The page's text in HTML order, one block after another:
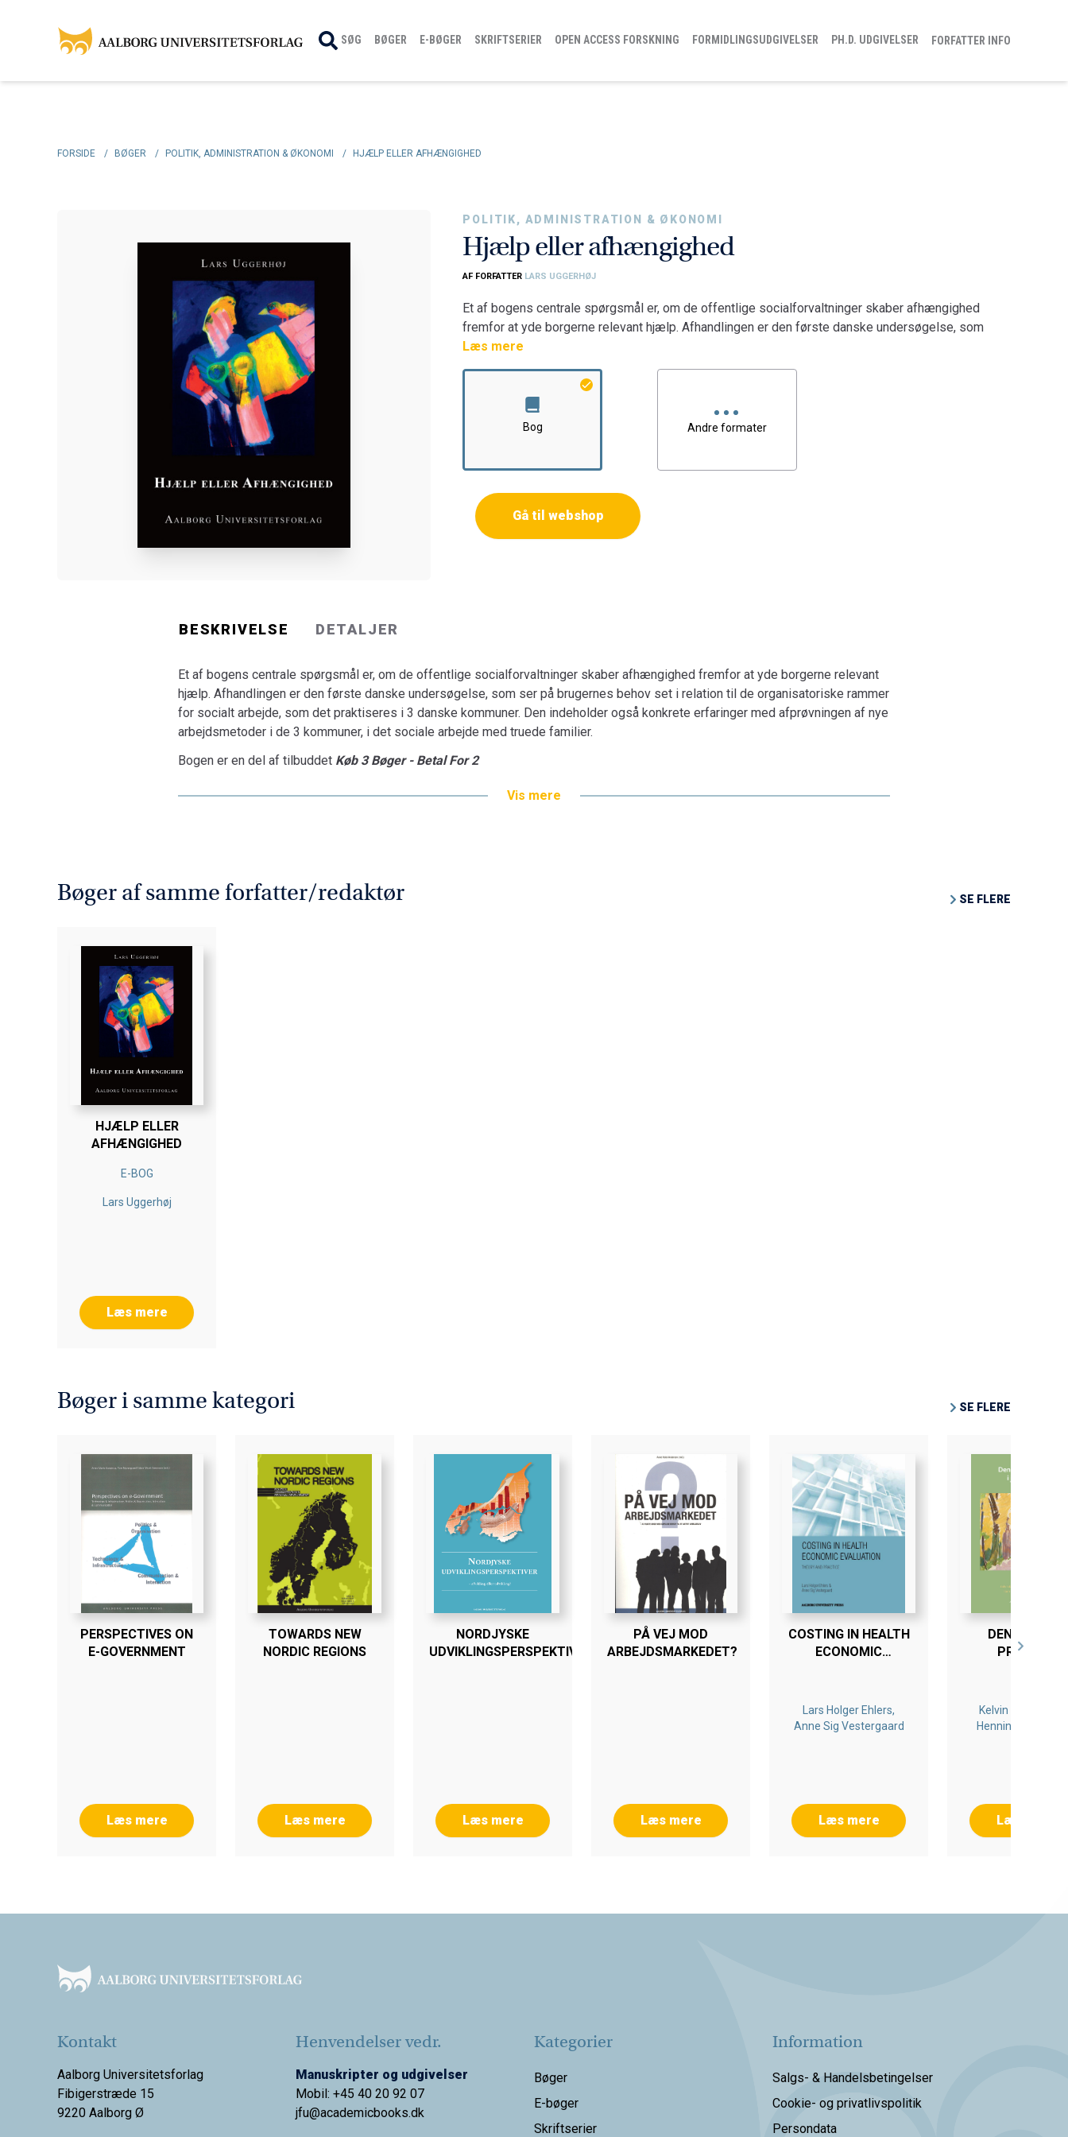
SØG BØGER E-BØGER SKRIFTSERIER OPEN ACCESS FORSKNING FORMIDLINGSUDGIVELSER PH.D. UDGIVELSER FORFATTER INFO
FORSIDE / BØGER / POLITIK, ADMINISTRATION & ØKONOMI / HJÆLP ELLER AFHÆNGIGHED
POLITIK, ADMINISTRATION & ØKONOMI
Hjælp eller afhængighed
AF FORFATTER LARS UGGERHØJ
Et af bogens centrale spørgsmål er, om de offentlige socialforvaltninger skaber afhængighed
fremfor at yde borgerne relevant hjælp. Afhandlingen er den første danske undersøgelse, som
ser på brugernes behov set i relation til de organisatoriske rammer for socialt arbejde, som det
praktiseres i 3 danske kommuner. Den indeholder også konkrete erfaringer med afprøvningen
af nye arbejdsmetoder i de 3 kommuner, i det sociale arbejde med truede familier.
Bogen er en del af tilbuddet
Læs mere
Bog Andre formater
Gå til webshop
BESKRIVELSE DETALJER
Et af bogens centrale spørgsmål er, om de offentlige socialforvaltninger skaber afhængighed fremfor at yde borgerne relevant
hjælp. Afhandlingen er den første danske undersøgelse, som ser på brugernes behov set i relation til de organisatoriske rammer
for socialt arbejde, som det praktiseres i 3 danske kommuner. Den indeholder også konkrete erfaringer med afprøvningen af nye
arbejdsmetoder i de 3 kommuner, i det sociale arbejde med truede familier.
Bogen er en del af tilbuddet Køb 3 Bøger - Betal For 2
Vis mere
Bøger af samme forfatter/redaktør SE FLERE
HJÆLP ELLER
AFHÆNGIGHED
E-BOG
Lars Uggerhøj
Læs mere
Bøger i samme kategori SE FLERE
PERSPECTIVES ON
E-GOVERNMENT
Læs mere
TOWARDS NEW
NORDIC REGIONS
Læs mere
NORDJYSKE
UDVIKLINGSPERSPEKTIVER
Læs mere
PÅ VEJ MOD
ARBEJDSMARKEDET?
Læs mere
COSTING IN HEALTH
ECONOMIC
Lars Holger Ehlers,
Anne Sig Vestergaard
Læs mere
DEN FAGLIGE
PRAKSIS I
Kelvin
Henning
Læs mere
Kontakt
Aalborg Universitetsforlag
Fibigerstræde 15
9220 Aalborg Ø
Henvendelser vedr.
Manuskripter og udgivelser
Mobil: +45 40 20 92 07
jfu@academicbooks.dk
Kategorier
Bøger
E-bøger
Skriftserier
Information
Salgs- & Handelsbetingelser
Cookie- og privatlivspolitik
Persondata